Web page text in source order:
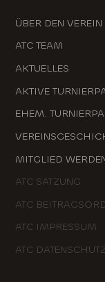
ÜBER DEN VEREIN
ATC TEAM
AKTUELLES
AKTIVE
EHEM.
MITGLIED
ATC SATZUNG
ATC
ATC IMPRESSUM
ATC DATENSCHUTZ